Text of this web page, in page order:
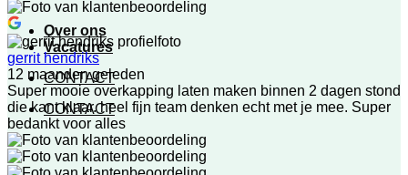
Over ons
Vacatures
CONTACT
CONTACT
gerrit hendriks
12 maanden geleden
Super mooie overkapping laten maken binnen 2 dagen stond
die kant klaar. heel fijn team denken echt met je mee. Super
bedankt voor alles